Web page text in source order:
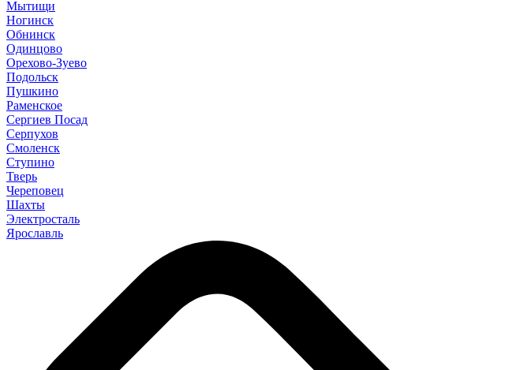
Мытищи
Ногинск
Обнинск
Одинцово
Орехово-Зуево
Подольск
Пушкино
Раменское
Сергиев Посад
Серпухов
Смоленск
Ступино
Тверь
Череповец
Шахты
Электросталь
Ярославль